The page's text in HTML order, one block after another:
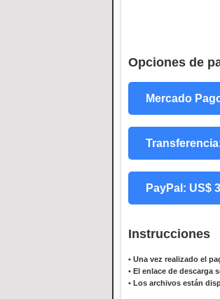
Opciones de
Mercado
PayPal: US$ 3
Instrucciones
• Una vez realizado el
• El enlace de descarga
• Los archivos están